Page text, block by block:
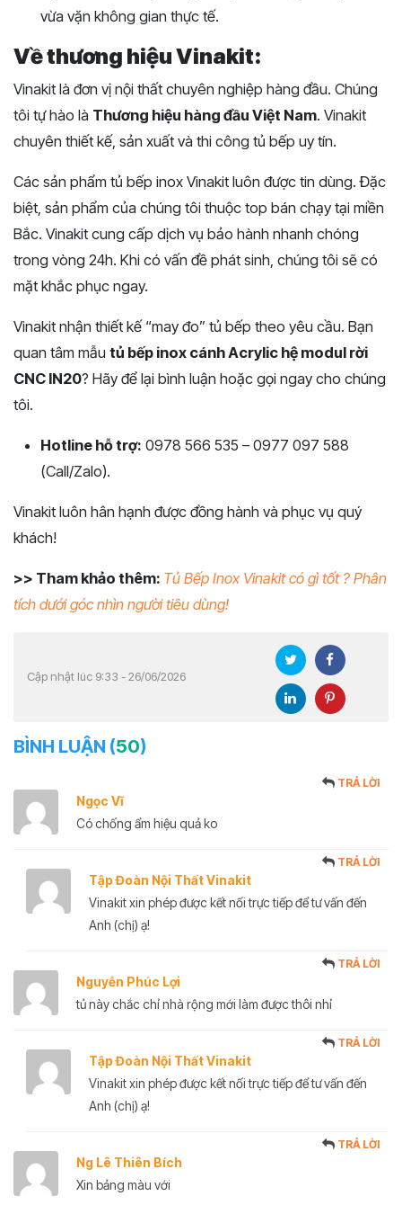
vừa vặn không gian thực tế.
Về thương hiệu Vinakit:
Vinakit là đơn vị nội thất chuyên nghiệp hàng đầu. Chúng
tôi tự hào là Thương hiệu hàng đầu Việt Nam. Vinakit
chuyên thiết kế, sản xuất và thi công tủ bếp uy tín.
Các sản phẩm tủ bếp inox Vinakit luôn được tin dùng. Đặc
biệt, sản phẩm của chúng tôi thuộc top bán chạy tại miền
Bắc. Vinakit cung cấp dịch vụ bảo hành nhanh chóng
trong vòng 24h. Khi có vấn đề phát sinh, chúng tôi sẽ có
mặt khắc phục ngay.
Vinakit nhận thiết kế “may đo” tủ bếp theo yêu cầu. Bạn
quan tâm mẫu tủ bếp inox cánh Acrylic hệ modul rời
CNC IN20? Hãy để lại bình luận hoặc gọi ngay cho chúng
tôi.
Hotline hỗ trợ: 0978 566 535 – 0977 097 588
(Call/Zalo).
Vinakit luôn hân hạnh được đồng hành và phục vụ quý
khách!
>> Tham khảo thêm: Tủ Bếp Inox Vinakit có gì tốt ? Phân
tích dưới góc nhìn người tiêu dùng!
Cập nhật lúc 9:33 - 26/06/2026
BÌNH LUẬN (50)
Ngọc Vĩ
TRẢ LỜI
Có chống ẩm hiệu quả ko
Tập Đoàn Nội Thất Vinakit
TRẢ LỜI
Vinakit xin phép được kết nối trực tiếp để tư vấn đến
Anh (chị) ạ!
Nguyễn Phúc Lợi
TRẢ LỜI
tủ này chắc chỉ nhà rộng mới làm được thôi nhỉ
Tập Đoàn Nội Thất Vinakit
TRẢ LỜI
Vinakit xin phép được kết nối trực tiếp để tư vấn đến
Anh (chị) ạ!
Ng Lê Thiên Bích
TRẢ LỜI
Xin bảng màu với